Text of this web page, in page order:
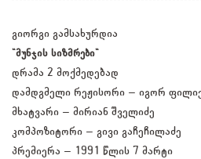
გიორგი გამსახურდია
"მუნჯის სიზმრები"
დრამა 2 მოქმედებად
დამდგმელი რეჟისორი – იგორ
მხატვარი – მირიან შველიძე
კომპოზიტორი – გივი გაჩეჩილაძე
პრემიერა – 1991 წლის 7 მარტი